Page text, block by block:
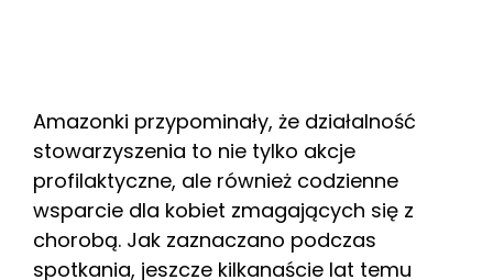
Amazonki przypominały, że działalność
stowarzyszenia to nie tylko akcje
profilaktyczne, ale również codzienne
wsparcie dla kobiet zmagających się z
chorobą. Jak zaznaczano podczas
spotkania, jeszcze kilkanaście lat temu